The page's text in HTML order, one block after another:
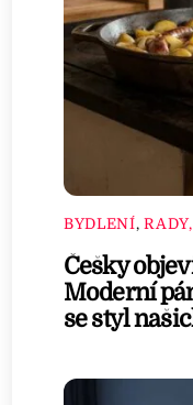
BYDLENÍ,
Češky
Moderní
se styl